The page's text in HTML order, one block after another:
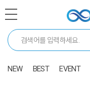
NEW BEST EVENT